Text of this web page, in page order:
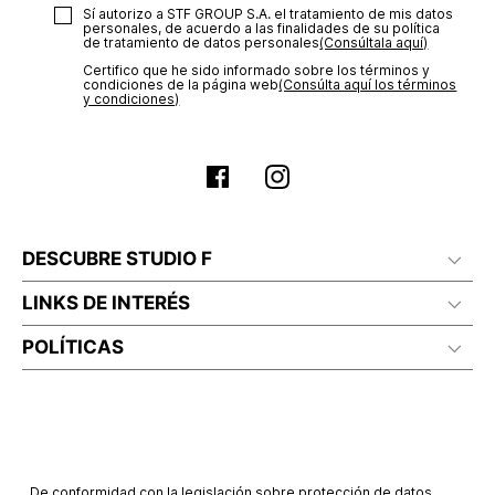
Sí autorizo a STF GROUP S.A. el tratamiento de mis datos
personales, de acuerdo a las finalidades de su política
de tratamiento de datos personales‎(Consúltala aquí)
Certifico que he sido informado sobre los términos y
condiciones de la página web‎(Consúlta aquí los términos
y condiciones)
DESCUBRE STUDIO F
LINKS DE INTERÉS
POLÍTICAS